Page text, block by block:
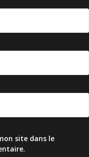
site dans le